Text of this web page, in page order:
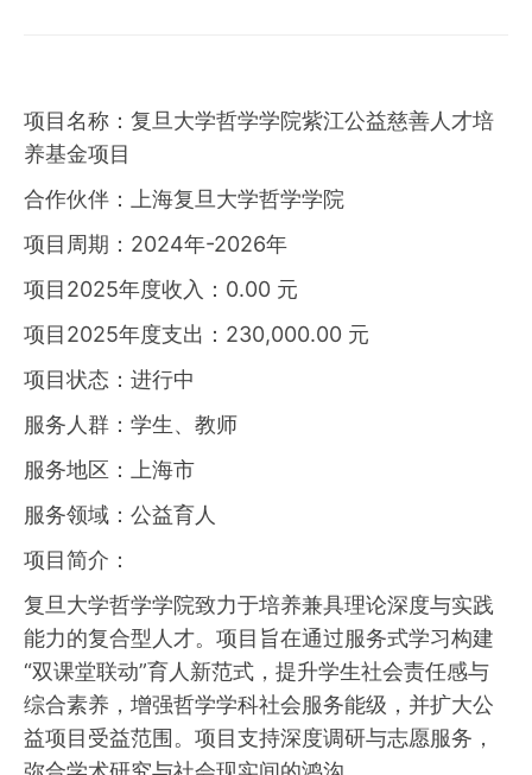
项目名称：复旦大学哲学学院紫江公益慈善人才培
养基金项目
合作伙伴：上海复旦大学哲学学院
项目周期：2024年-2026年
项目2025年度收入：0.00 元
项目2025年度支出：230,000.00 元
项目状态：进行中
服务人群：学生、教师
服务地区：上海市
服务领域：公益育人
项目简介：
复旦大学哲学学院致力于培养兼具理论深度与实践
能力的复合型人才。项目旨在通过服务式学习构建
“双课堂联动”育人新范式，提升学生社会责任感与
综合素养，增强哲学学科社会服务能级，并扩大公
益项目受益范围。项目支持深度调研与志愿服务，